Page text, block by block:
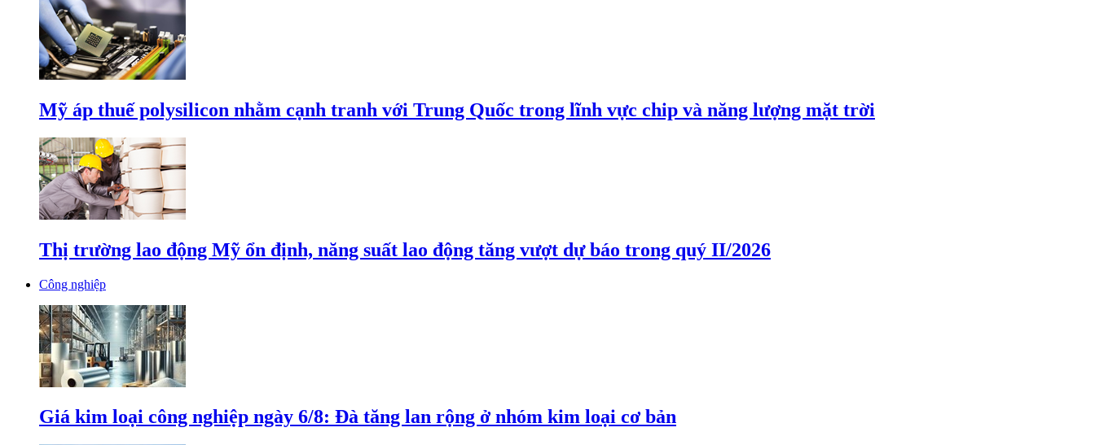
Mỹ áp thuế polysilicon nhằm cạnh tranh với Trung Quốc trong lĩnh vực chip và năng lượng mặt trời
Thị trường lao động Mỹ ổn định, năng suất lao động tăng vượt dự báo trong quý II/2026
Công nghiệp
Giá kim loại công nghiệp ngày 6/8: Đà tăng lan rộng ở nhóm kim loại cơ bản